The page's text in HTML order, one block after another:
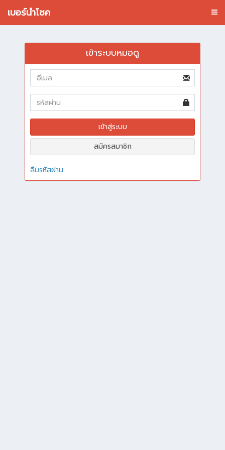
เบอร์นำโชค
เข้าระบบหมอดู
เข้าสู่ระบบ
สมัครสมาชิก
ลืมรหัสผ่าน